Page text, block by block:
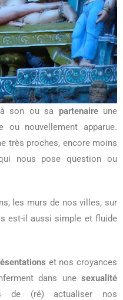
son ou sa partenaireune
ou nouvellement apparue.
très proches, encore moins
nous pose question ou
les murs de nos villes, sur
est-il aussi simple et fluide
et nos croyances
dans une sexualité
de (ré) actualiser nos